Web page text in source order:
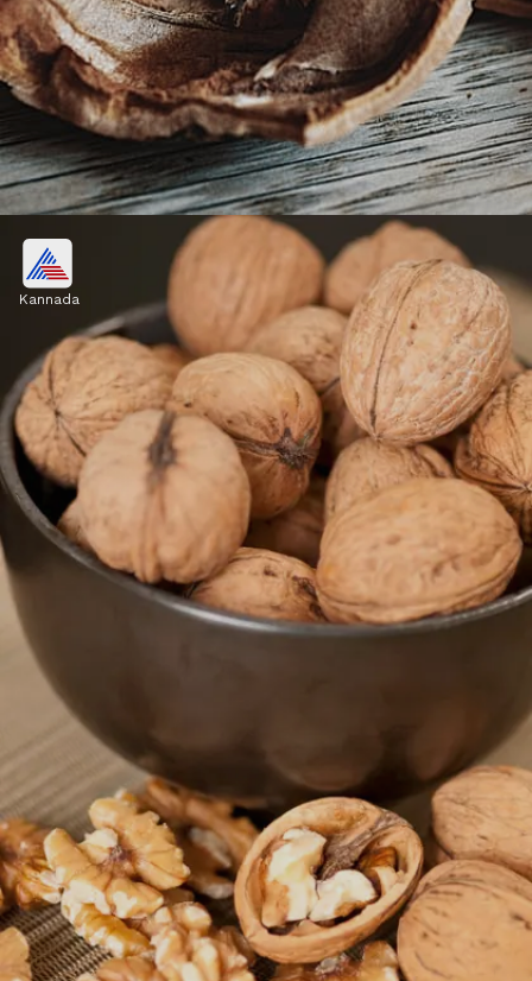
ಜೀರ್ಣಕ್ರಿಯೆ
ನಾರಿನಂಶವಿರುವ ವಾಲ್ನಟ್ಸ್ ಅನ್ನು ನೆನೆಸಿ ತಿನ್ನುವುದು
ಜೀರ್ಣಕ್ರಿಯೆಯನ್ನು ಸುಧಾರಿಸಲು ಮತ್ತು ಕರುಳಿನ
ಆರೋಗ್ಯವನ್ನು ಕಾಪಾಡಲು ಒಳ್ಳೆಯದು.
Image credits: Getty
Kannada